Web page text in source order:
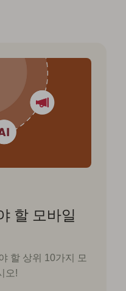
할 모바일
할 상위 10가지 모
오!